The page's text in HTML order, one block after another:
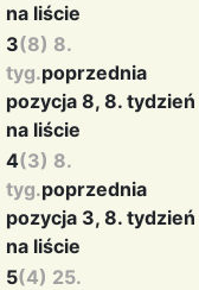
na liście
3(8) 8.
tyg.poprzednia
pozycja 8, 8. tydzień
na liście
4(3) 8.
tyg.poprzednia
pozycja 3, 8. tydzień
na liście
5(4) 25.